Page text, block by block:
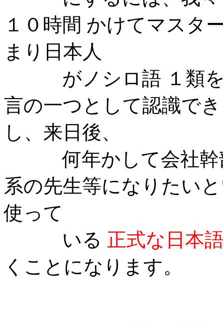
１０時間 かけてマスタ
まり日本人
がノシロ語 １類
言の一つとして認識で
し、来日後、
何年かして会社幹部
系の先生等になりたい
使って
いる 正式な日本
くことになります。